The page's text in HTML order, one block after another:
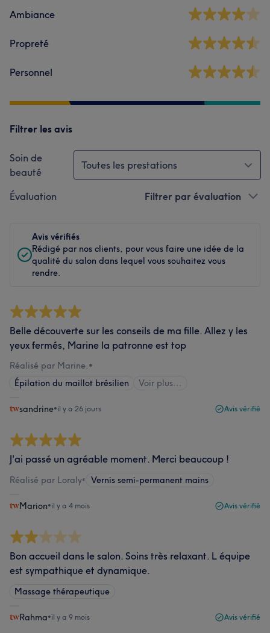
Ambiance
Propreté
Personnel
Filtrer les avis
Soin de
beauté
Toutes les prestations
Évaluation Filtrer par évaluation
Avis vérifiés
Rédigé par nos clients, pour vous faire une idée de la
qualité du salon dans lequel vous souhaitez vous
rendre.
Belle découverte sur les conseils de ma fille. Allez y les
yeux fermés, Marine la patronne est top
Réalisé par Marine.•
Épilation du maillot brésilien
Voir plus...
sandrine•il y a 26 jours Avis vérifié
J'ai passé un agréable moment. Merci beaucoup !
Réalisé par Loraly• Vernis semi-permanent mains
Marion•il y a 4 mois Avis vérifié
Bon accueil dans le salon. Soins très relaxant. L équipe
est sympathique et dynamique.
Massage thérapeutique
Rahma•il y a 9 mois Avis vérifié